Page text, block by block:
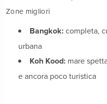
Zone migliori
Bangkok:completa,
urbana
Koh Kood: mare
e ancora poco turistica